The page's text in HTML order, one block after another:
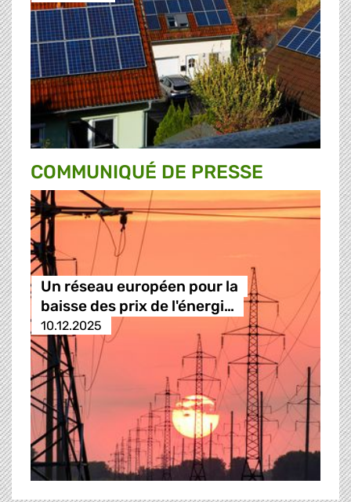
COMMUNIQUÉ DE PRESSE
Un réseau européen pour la
baisse des prix de l'énergi…
10.12.2025